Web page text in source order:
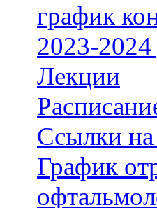
график
2023-2024
Лекции
Ссылки
График